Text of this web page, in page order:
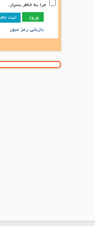
مرا به خاطر بسپار.
ثبت نام
بازیابی رمز عبور